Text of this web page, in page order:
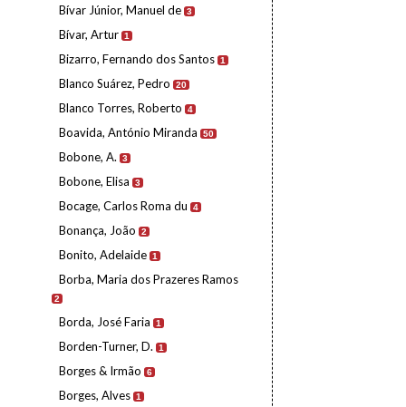
Bívar Júnior, Manuel de 3
Bívar, Artur 1
Bizarro, Fernando dos Santos 1
Blanco Suárez, Pedro 20
Blanco Torres, Roberto 4
Boavida, António Miranda 50
Bobone, A. 3
Bobone, Elisa 3
Bocage, Carlos Roma du 4
Bonança, João 2
Bonito, Adelaide 1
Borba, Maria dos Prazeres Ramos
2
Borda, José Faria 1
Borden-Turner, D. 1
Borges & Irmão 6
Borges, Alves 1